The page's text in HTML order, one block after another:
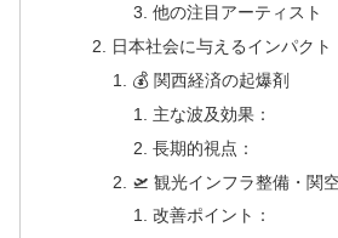
他の注目アーティスト
日本社会に与えるインパクト
💰 関西経済の起爆剤
主な波及効果：
長期的視点：
🛫 観光インフラ整備・関
改善ポイント：